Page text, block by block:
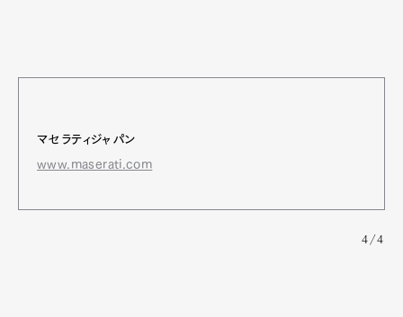
マセラティジャパン
www.maserati.com
4/4